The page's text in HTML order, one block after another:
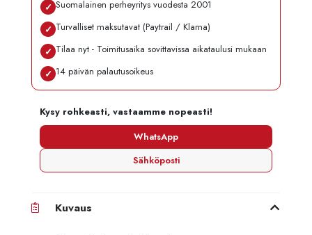
✓ Suomalainen perheyritys vuodesta 2001
✓ Turvalliset maksutavat (Paytrail / Klarna)
✓ Tilaa nyt - Toimitusaika sovittavissa aikataulusi mukaan
✓ 14 päivän palautusoikeus
Kysy rohkeasti, vastaamme nopeasti!
WhatsApp
Sähköposti
Kuvaus